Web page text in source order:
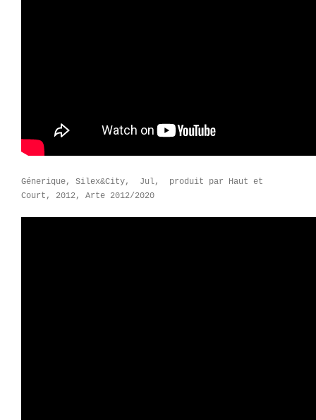
Génerique, Silex&City, Jul, produit par Haut et
Court, 2012, Arte 2012/2020